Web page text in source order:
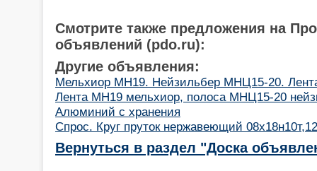
Смотрите также предложения на
объявлений (pdo.ru):
Другие объявления:
Мельхиор МН19. Нейзильбер МНЦ15-20.
Лента МН19 мельхиор, полоса МНЦ15-20
Алюминий с хранения
Спрос. Круг пруток нержавеющий
Вернуться в раздел "Доска